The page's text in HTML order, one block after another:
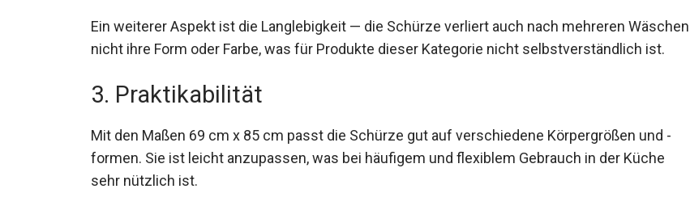
Ein weiterer Aspekt ist die Langlebigkeit — die Schürze verliert auch nach mehreren Wäschen
nicht ihre Form oder Farbe, was für Produkte dieser Kategorie nicht selbstverständlich ist.
3. Praktikabilität
Mit den Maßen 69 cm x 85 cm passt die Schürze gut auf verschiedene Körpergrößen und -
formen. Sie ist leicht anzupassen, was bei häufigem und flexiblem Gebrauch in der Küche
sehr nützlich ist.